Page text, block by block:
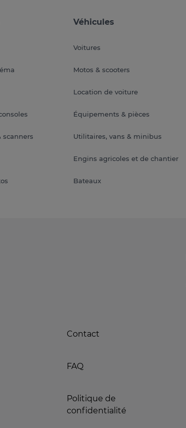
scanners
Véhicules
Voitures
Motos & scooters
Location de voiture
Équipements & pièces
Utilitaires, vans & minibus
Engins agricoles et de chantier
Bateaux
Contact
FAQ
Politique de
confidentialité